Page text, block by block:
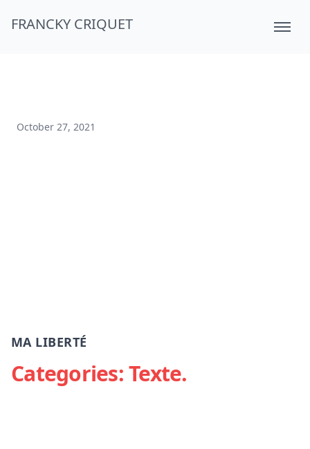
FRANCKY CRIQUET
October 27, 2021
MA LIBERTÉ
Categories:Texte.